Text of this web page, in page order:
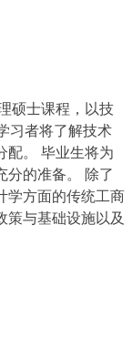
硕士课程，以技
习者将了解技术
配。 毕业生将为
分的准备。 除了
学方面的传统工商
策与基础设施以及